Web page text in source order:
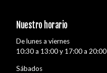
Nuestro horario
De lunes a viernes
10:30 a 13:00 y 17:00 a 20:00
Sábados